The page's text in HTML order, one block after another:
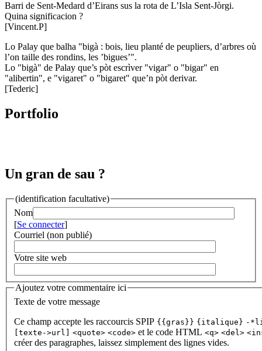
Barri de Sent-Medard d’Eirans sus la rota de L’Isla Sent-Jòrgi.
Quina significacion ?
[Vincent.P]
Lo Palay que balha "bigà : bois, lieu planté de peupliers, d’arbres où
l’on taille des rondins, les ’bigues’".
Lo "bigà" de Palay que’s pòt escrìver "vigar" o "bigar" en
"alibertin", e "vigaret" o "bigaret" que’n pòt derivar.
[Tederic]
Portfolio
Un gran de sau ?
(identification facultative)
Nom
[Se connecter]
Courriel (non publié)
Votre site web
Ajoutez votre commentaire ici
Texte de votre message
Ce champ accepte les raccourcis SPIP {{gras}} {italique} -
[texte->url]
<quote> <code> et le code HTML <q> <del>
créer des paragraphes, laissez simplement des lignes vides.